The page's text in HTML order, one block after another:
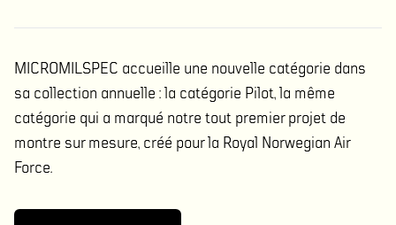
MICROMILSPEC accueille une nouvelle catégorie dans
sa collection annuelle : la catégorie Pilot, la même
catégorie qui a marqué notre tout premier projet de
montre sur mesure, créé pour la Royal Norwegian Air
Force.